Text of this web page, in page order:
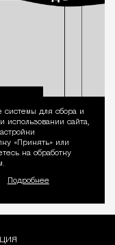
для сбора и
использовании сайта,
«Принять» или
на обработку
Подробнее